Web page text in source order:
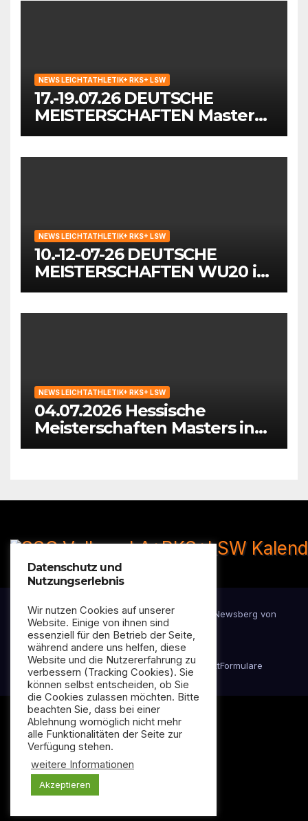
NEWS LEICHTATHLETIK+ RKS+ LSW
17.-19.07.26 DEUTSCHE
MEISTERSCHAFTEN Masters
in Mönchengladbach
NEWS LEICHTATHLETIK+ RKS+ LSW
10.-12-07-26 DEUTSCHE
MEISTERSCHAFTEN WU20 in
Wattenscheid-Bochum
NEWS LEICHTATHLETIK+ RKS+ LSW
04.07.2026 Hessische
Meisterschaften Masters in
Hattersheim
Stolz präsentiert von WordPress| Newsberg von
Themeansar
DatenschutzerklärungImpressumKontaktFormulare
Datenschutz und
Nutzungserlebnis
Wir nutzen Cookies auf unserer
Website. Einige von ihnen sind
essenziell für den Betrieb der Seite,
während andere uns helfen, diese
Website und die Nutzererfahrung zu
verbessern (Tracking Cookies). Sie
können selbst entscheiden, ob Sie
die Cookies zulassen möchten. Bitte
beachten Sie, dass bei einer
Ablehnung womöglich nicht mehr
alle Funktionalitäten der Seite zur
Verfügung stehen.
weitere Informationen
Akzeptieren